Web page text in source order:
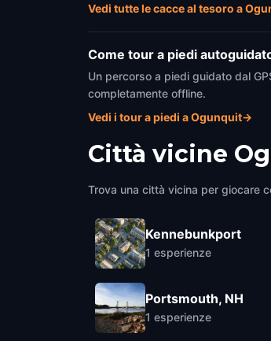
Vedi tutte le cacce al tesoro a
Come tour a piedi
Un percorso a piedi guidato dal
completamente offline.
Vedi i tour a piedi a Ogunquit→
Città vicine
Trova una città vicina per giocare
Kennebunkport
1 esperienze
Portsmouth, NH
1 esperienze